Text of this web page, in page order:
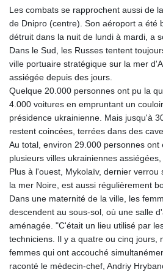
Les combats se rapprochent aussi de
de Dnipro (centre). Son aéroport a été
détruit dans la nuit de lundi à mardi, a
Dans le Sud, les Russes tentent
ville portuaire stratégique sur la mer
assiégée depuis des jours.
Quelque 20.000 personnes ont pu la
4.000 voitures en empruntant un
présidence ukrainienne. Mais jusqu'à
restent coincées, terrées dans des
Au total, environ 29.000 personnes
plusieurs villes ukrainiennes
Plus à l'ouest, Mykolaïv, dernier
la mer Noire, est aussi régulièrement
Dans une maternité de la ville, les
descendent au sous-sol, où une salle
aménagée. "C'était un lieu utilisé par
techniciens. Il y a quatre ou cinq jours,
femmes qui ont accouché
raconté le médecin-chef, Andriy